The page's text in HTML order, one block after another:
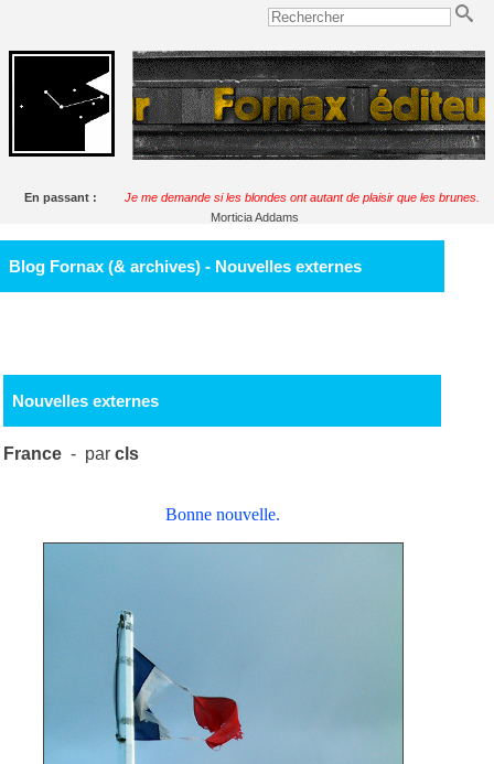
En passant :
Je me demande si les blondes ont autant de plaisir que les brunes.
Morticia Addams
Blog Fornax (& archives) - Nouvelles externes
Nouvelles externes
France - parcls
Bonne nouvelle.